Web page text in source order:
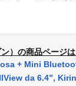
）の商品ページ
+ Mini
da 6.4”,